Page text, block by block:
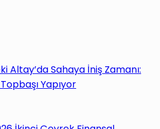
Altay’da Sahaya İniş Zamanı:
Yapıyor